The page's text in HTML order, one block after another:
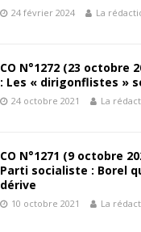
24 février 2024 La
CO N°1272 (23 octobre
: Les « dirigonflistes »
24 octobre 2021 La
CO N°1271 (9 octobre
Parti socialiste : Borel
dérive
10 octobre 2021 La